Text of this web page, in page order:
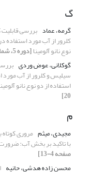
گ
گرمه، عماد بررسی
کلرور از آب مورد استفاده
نوع نانو آلومینا[دوره 5، شماره 2، 1399، صفحه 14-20]
گوکلانی، عوض وردی
سیلیس و کلرور از آب مورد
استفاده از دو نوع نانو
20]
م
مجیدی، میثم مروری
با تاکید بر بخش آب:
صفحه 4-13]
محسن زاده هدشی، حانیه